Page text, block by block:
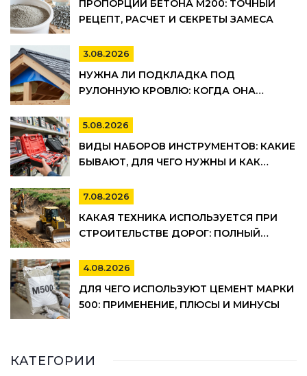
ПРОПОРЦИИ БЕТОНА М200: ТОЧНЫЙ
РЕЦЕПТ, РАСЧЕТ И СЕКРЕТЫ ЗАМЕСА
3.08.2026
НУЖНА ЛИ ПОДКЛАДКА ПОД
РУЛОННУЮ КРОВЛЮ: КОГДА ОНА
СЭКОНОМИТЬ
5.08.2026
ВИДЫ НАБОРОВ ИНСТРУМЕНТОВ: КАКИЕ
БЫВАЮТ, ДЛЯ ЧЕГО НУЖНЫ И КАК
7.08.2026
КАКАЯ ТЕХНИКА ИСПОЛЬЗУЕТСЯ ПРИ
СТРОИТЕЛЬСТВЕ ДОРОГ: ПОЛНЫЙ
4.08.2026
ДЛЯ ЧЕГО ИСПОЛЬЗУЮТ ЦЕМЕНТ МАРКИ
500: ПРИМЕНЕНИЕ, ПЛЮСЫ И МИНУСЫ
КАТЕГОРИИ